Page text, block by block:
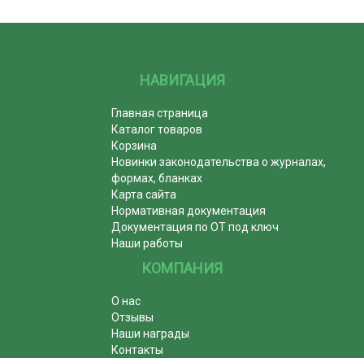
НАВИГАЦИЯ
Главная страница
Каталог товаров
Корзина
Новинки законодательства о журналах,
формах, бланках
Карта сайта
Нормативная документация
Документация по ОТ под ключ
Наши работы
КОМПАНИЯ
О нас
Отзывы
Наши награды
Контакты